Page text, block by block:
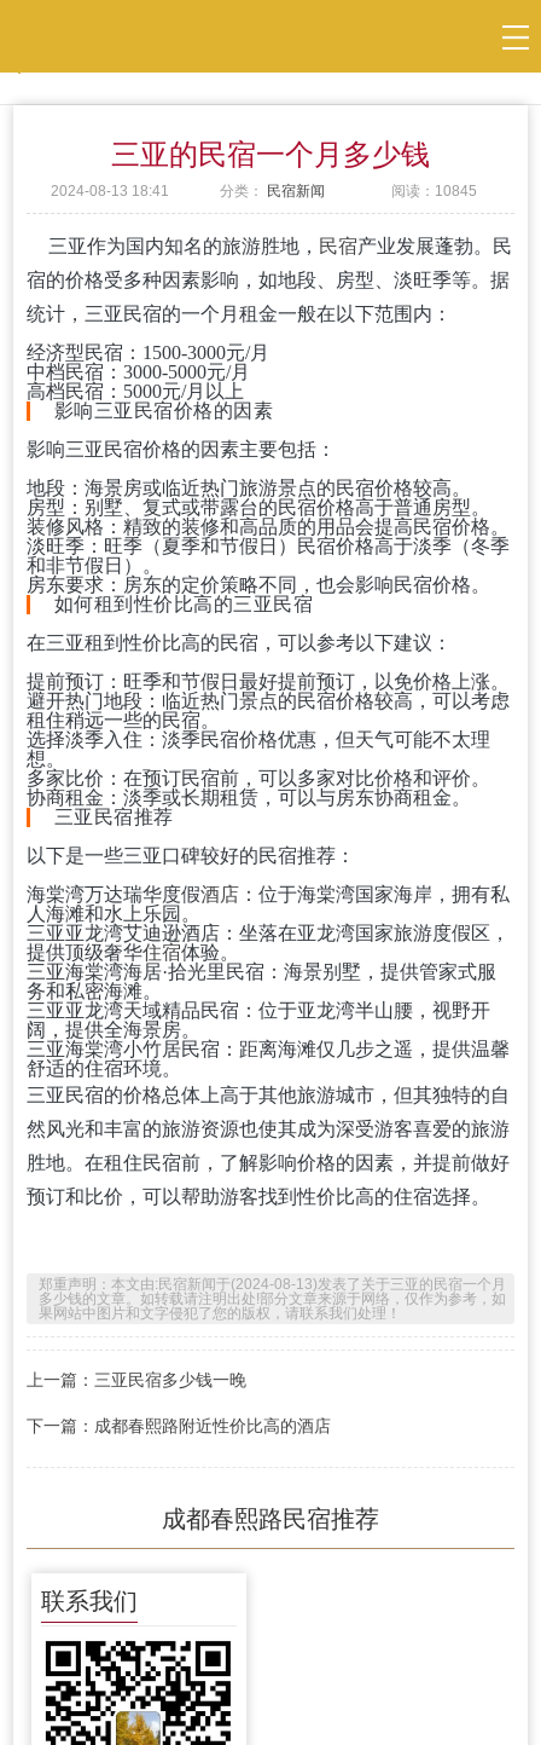
三亚的民宿一个月多少钱
2024-08-13 18:41 分类： 民宿新闻 阅读： 10845
三亚作为国内知名的旅游胜地， 民宿产业发展蓬勃。民
宿的价格受多种因素影响，如地段、房型、淡旺季等。据
统计，三亚民宿的一个月租金一般在以下范围内：
经济型民宿：1500-3000元/月
中档民宿：3000-5000元/月
高档民宿：5000元/月以上
影响三亚民宿价格的因素
影响三亚民宿价格的因素主要包括：
地段：海景房或临近热门旅游景点的民宿价格较高。
房型：别墅、复式或带露台的民宿价格高于普通房型。
装修风格：精致的装修和高品质的用品会提高民宿价格。
淡旺季：旺季（夏季和节假日）民宿价格高于淡季（冬季
和非节假日）。
房东要求：房东的定价策略不同，也会影响民宿价格。
如何租到性价比高的三亚民宿
在三亚租到性价比高的民宿，可以参考以下建议：
提前预订：旺季和节假日最好提前预订，以免价格上涨。
避开热门地段：临近热门景点的民宿价格较高，可以考虑
租住稍远一些的民宿。
选择淡季入住：淡季民宿价格优惠，但天气可能不太理
想。
多家比价：在预订民宿前，可以多家对比价格和评价。
协商租金：淡季或长期租赁，可以与房东协商租金。
三亚民宿推荐
以下是一些三亚口碑较好的民宿推荐：
海棠湾万达瑞华度假酒店：位于海棠湾国家海岸，拥有私
人海滩和水上乐园。
三亚亚龙湾艾迪逊酒店：坐落在亚龙湾国家旅游度假区，
提供顶级奢华住宿体验。
三亚海棠湾海居·拾光里民宿：海景别墅，提供管家式服
务和私密海滩。
三亚亚龙湾天域精品民宿：位于亚龙湾半山腰，视野开
阔，提供全海景房。
三亚海棠湾小竹居民宿：距离海滩仅几步之遥，提供温馨
舒适的住宿环境。
三亚民宿的价格总体上高于其他旅游城市，但其独特的自
然风光和丰富的旅游资源也使其成为深受游客喜爱的旅游
胜地。在租住民宿前，了解影响价格的因素，并提前做好
预订和比价，可以帮助游客找到性价比高的住宿选择。
郑重声明：本文由:民宿新闻于(2024-08-13)发表了关于三亚的民宿一个月
多少钱的文章。如转载请注明出处!部分文章来源于网络，仅作为参考，如
果网站中图片和文字侵犯了您的版权，请联系我们处理！
上一篇：三亚民宿多少钱一晚
下一篇：成都春熙路附近性价比高的酒店
成都春熙路民宿推荐
联系我们